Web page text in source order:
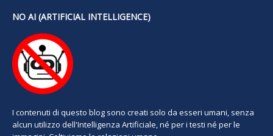
NO AI (ARTIFICIAL INTELLIGENCE)
I contenuti di questo blog sono creati solo da esseri umani, senza
alcun utilizzo dell'Intelligenza Artificiale, né per i testi né per le